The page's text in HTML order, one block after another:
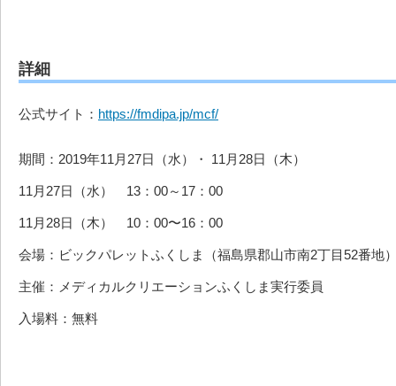
詳細
公式サイト： https://fmdipa.jp/mcf/
期間：2019年11月27日（水）・ 11月28日（木）
11月27日（水） 13：00～17：00
11月28日（木） 10：00〜16：00
会場：ビックパレットふくしま（福島県郡山市南2丁目52番地
主催：メディカルクリエーションふくしま実行委員
入場料：無料